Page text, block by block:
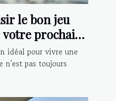
le bon jeu
prochaine
idéal pour vivre une
n'est pas toujours